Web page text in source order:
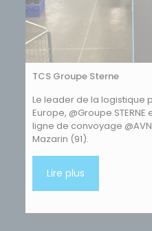
TCS Groupe Sterne
Le leader de la logistique
Europe, @Groupe
ligne de convoyage
Mazarin (91).
Lire plus